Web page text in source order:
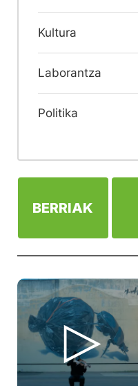
Kultura
Laborantza
Politika
BERRIAK